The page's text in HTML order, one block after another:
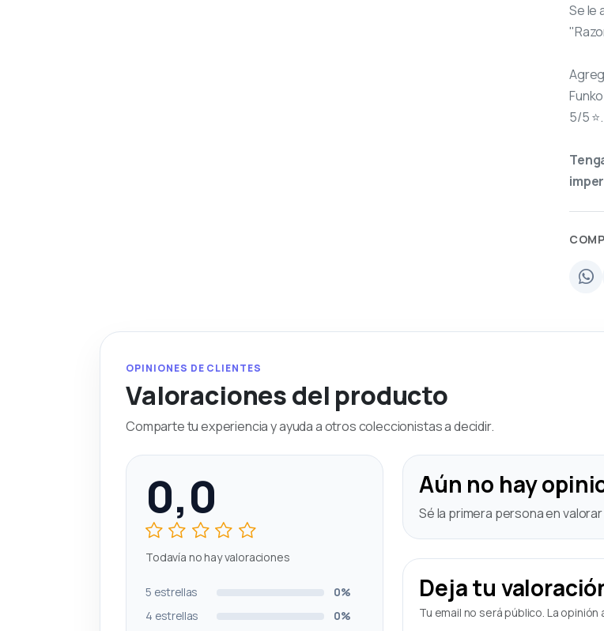
Se le
5/5 ⭐.
OPINIONES DE CLIENTES
Valoraciones del producto
Comparte tu experiencia y ayuda a otros coleccionistas a decidir.
0,0
Todavía no hay valoraciones
5 estrellas
0%
4 estrellas
0%
Aún no hay
Sé la primera persona en
Deja tu
Tu email no será público. La